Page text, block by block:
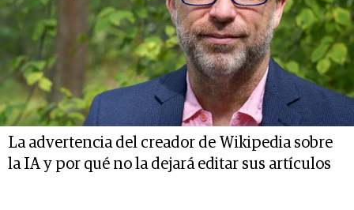
La advertencia del creador de Wikipedia sobre
la IA y por qué no la dejará editar sus artículos